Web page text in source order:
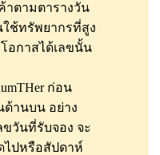
าตามตารางวัน
ช้ทรัพยากรที่สูง
อกาสได้เลขนั้น
ก่อน
ด้านบน อย่าง
ขวันที่รับจอง จะ
ไปหรือสัปดาห์